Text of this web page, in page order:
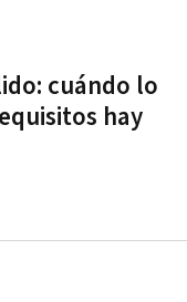
cuándo lo
hay